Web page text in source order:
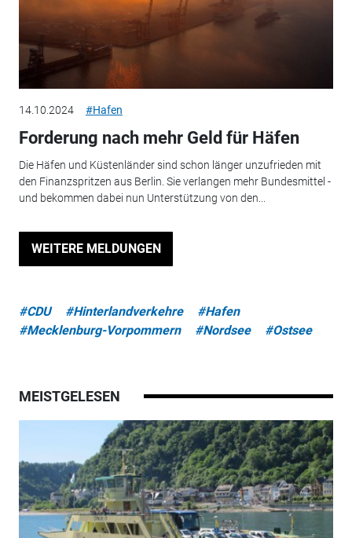
14.10.2024 #Hafen
Forderung nach mehr Geld für Häfen
Die Häfen und Küstenländer sind schon länger unzufrieden mit
den Finanzspritzen aus Berlin. Sie verlangen mehr Bundesmittel -
und bekommen dabei nun Unterstützung von den...
WEITERE MELDUNGEN
#CDU #Hinterlandverkehre
#Hafen
#Mecklenburg-Vorpommern
#Nordsee #Ostsee
MEISTGELESEN